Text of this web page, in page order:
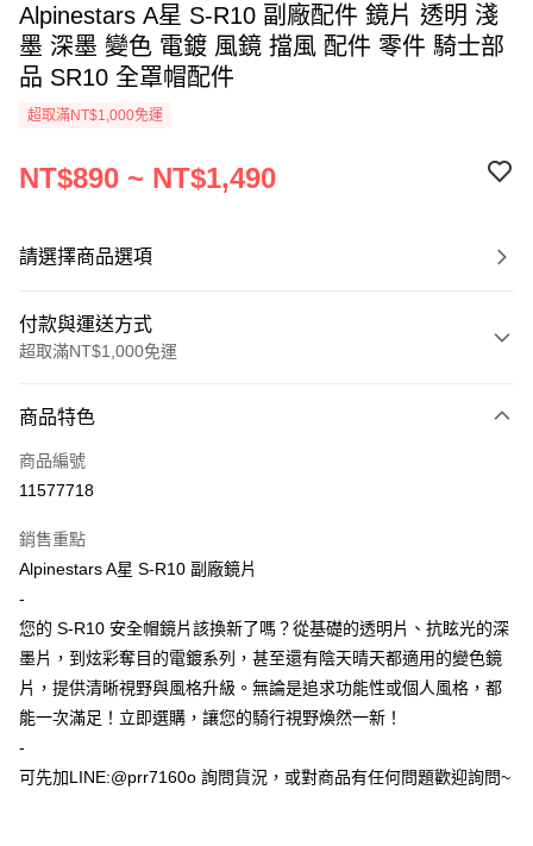
Alpinestars A星 S-R10 副廠配件 鏡片 透明 淺
墨 深墨 變色 電鍍 風鏡 擋風 配件 零件 騎士部
品 SR10 全罩帽配件
超取滿NT$1,000免運
NT$890 ~ NT$1,490
請選擇商品選項
付款與運送方式
超取滿NT$1,000免運
信用卡一次付款
超商取貨付款
ATM付款
運送方式
全家取貨付款(安全帽一頂以上請選宅配)
每筆NT$60，滿NT$1,000(含以上)免運費
每筆NT$60，滿NT$1,000(含以上)免運費
商品特色
商品編號
11577718
銷售重點
Alpinestars A星 S-R10 副廠鏡片
-
您的 S-R10 安全帽鏡片該換新了嗎？從基礎的透明片、抗眩光的深
墨片，到炫彩奪目的電鍍系列，甚至還有陰天晴天都適用的變色鏡
片，提供清晰視野與風格升級。無論是追求功能性或個人風格，都
能一次滿足！立即選購，讓您的騎行視野煥然一新！
-
可先加LINE:@prr7160o 詢問貨況，或對商品有任何問題歡迎詢問~